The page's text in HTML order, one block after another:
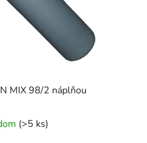
MIX 98/2 náplňou
(>5 ks)